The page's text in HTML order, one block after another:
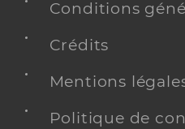
Conditions
Crédits
Mentions
Politique de